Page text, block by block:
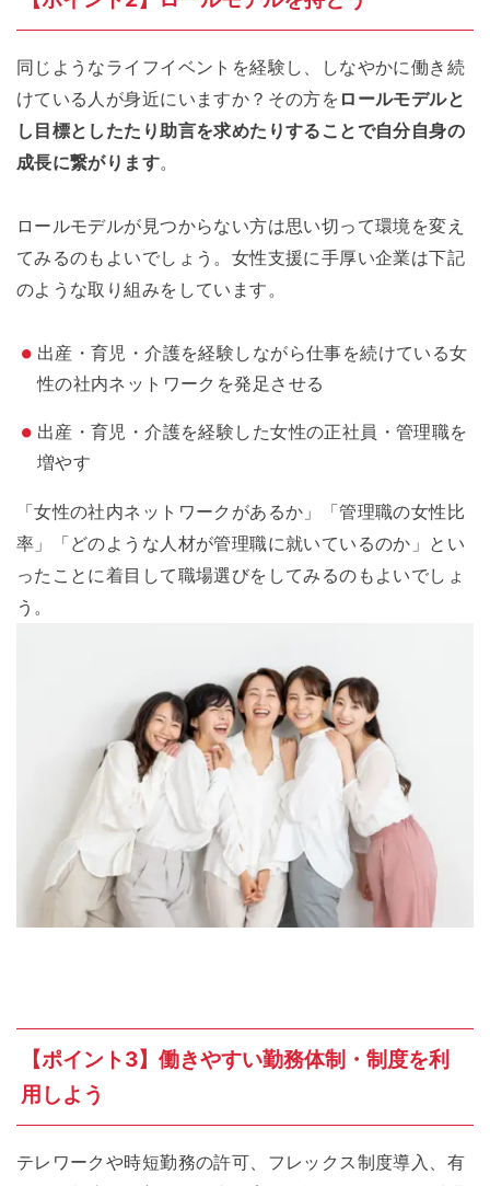
同じようなライフイベントを経験し、しなやかに働き続
けている人が身近にいますか？その方を ロールモデルと
し目標としたたり助言を求めたりすることで自分自身の
成長に繋がります。
ロールモデルが見つからない方は思い切って環境を変え
てみるのもよいでしょう。女性支援に手厚い企業は下記
のような取り組みをしています。
出産・育児・介護を経験しながら仕事を続けている女
性の社内ネットワークを発足させる
出産・育児・介護を経験した女性の正社員・管理職を
増やす
「女性の社内ネットワークがあるか」「管理職の女性比
率」「どのような人材が管理職に就いているのか」とい
ったことに着目して職場選びをしてみるのもよいでしょ
う。
【ポイント3】働きやすい勤務体制・制度を利
用しよう
テレワークや時短勤務の許可、フレックス制度導入、有